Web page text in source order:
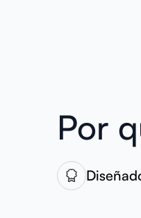
Por